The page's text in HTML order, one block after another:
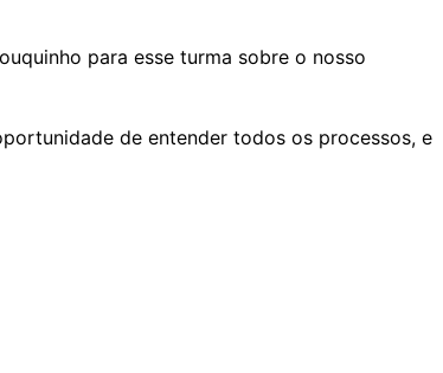
para esse turma sobre o nosso
de entender todos os processos, e